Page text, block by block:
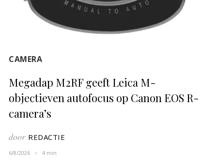
CAMERA
Megadap M2RF geeft Leica M-
objectieven autofocus op Canon EOS R-
camera’s
door REDACTIE
6/8/2026 4 min